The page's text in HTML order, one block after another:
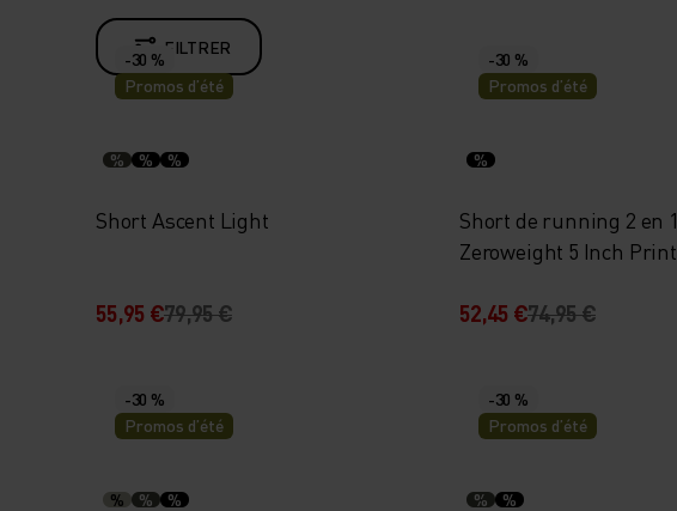
FILTRER
-30 %
Promos d’été
% % %
Short Ascent Light
55,95 €79,95 €
-30 %
Promos d’été
%
Short de running 2 en 1
Zeroweight 5 Inch Print
52,45 €74,95 €
-30 %
Promos d’été
% % %
-30 %
Promos d’été
% %